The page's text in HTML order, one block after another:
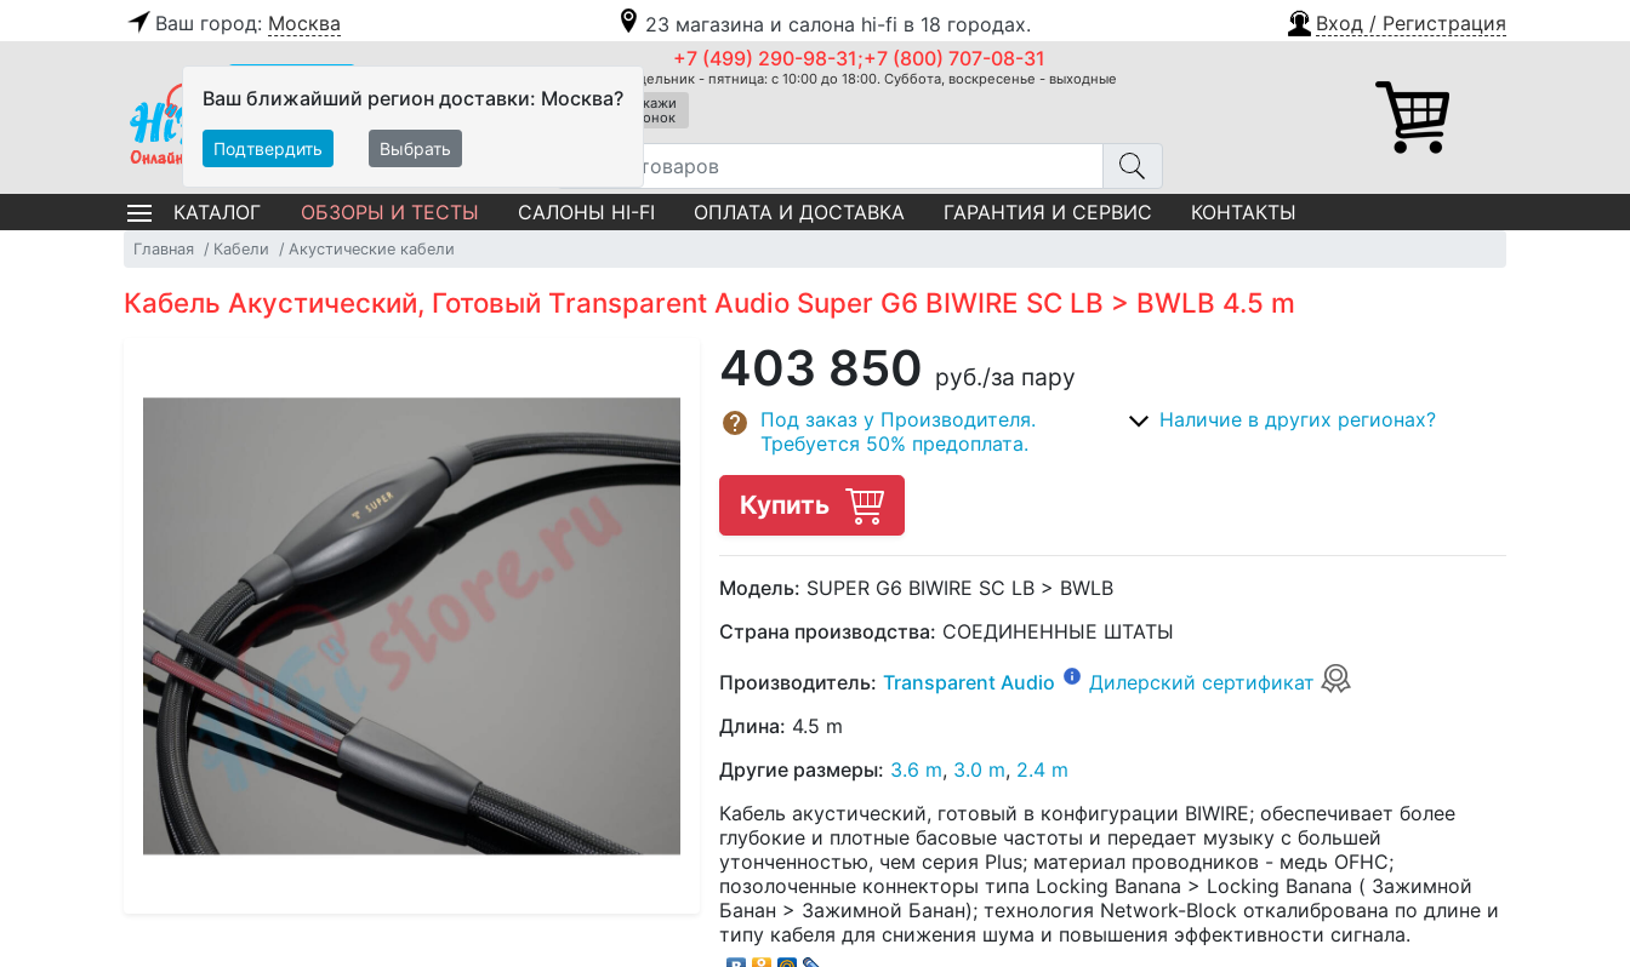
Ваш город: Москва 23 магазина и салона hi-fi в 18 городах. Вход / Регистрация
Ваш ближайший регион доставки: Москва?
Подтвердить Выбрать
+7 (499) 290-98-31;+7 (800) 707-08-31
Понедельник - пятница: с 10:00 до 18:00. Суббота, воскресенье - выходные
Закажи
звонок
КАТАЛОГ ОБЗОРЫ И ТЕСТЫ САЛОНЫ HI-FI ОПЛАТА И ДОСТАВКА ГАРАНТИЯ И СЕРВИС КОНТАКТЫ
Главная Кабели Акустические кабели
Кабель Акустический, Готовый Transparent Audio Super G6 BIWIRE SC LB > BWLB 4.5 m
403 850 руб./за пару
Под заказ у Производителя.
Требуется 50% предоплата.
Наличие в других регионах?
Купить
Модель: SUPER G6 BIWIRE SC LB > BWLB
Страна производства: СОЕДИНЕННЫЕ ШТАТЫ
Производитель: Transparent Audio
Дилерский сертификат
Длина: 4.5 m
Другие размеры: 3.6 m, 3.0 m, 2.4 m
Кабель акустический, готовый в конфигурации BIWIRE; обеспечивает более
глубокие и плотные басовые частоты и передает музыку с большей
утонченностью, чем серия Plus; материал проводников - медь OFHC;
позолоченные коннекторы типа Locking Banana > Locking Banana ( Зажимной
Банан > Зажимной Банан); технология Network-Block откалибрована по длине и
типу кабеля для снижения шума и повышения эффективности сигнала.